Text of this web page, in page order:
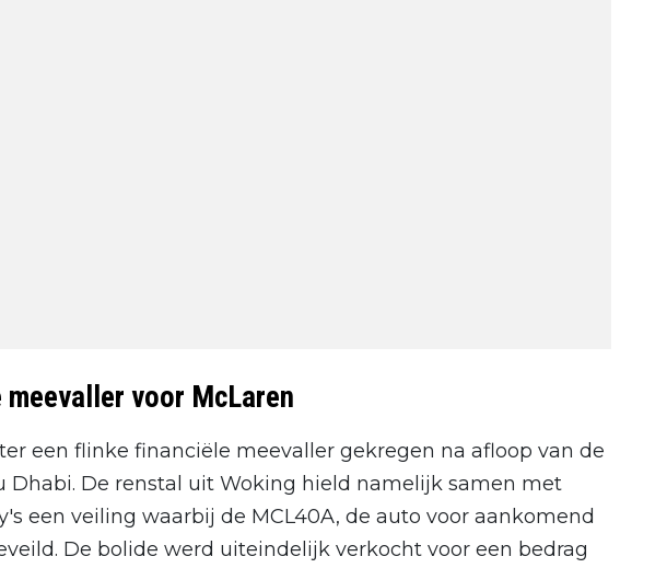
voor McLaren
een flinke financiële meevaller gekregen na afloop van de
Dhabi. De renstal uit Woking hield namelijk samen met
een veiling waarbij de MCL40A, de auto voor aankomend
De bolide werd uiteindelijk verkocht voor een bedrag